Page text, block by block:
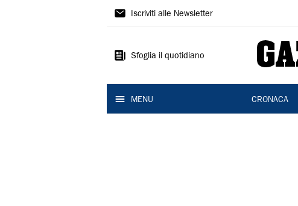
Gazzetta
Reggio
Iscriviti alle Newsletter
Sfoglia il quotidiano
MENU CRONACA